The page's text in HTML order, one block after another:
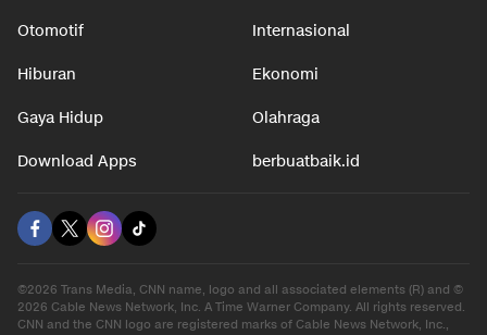
Otomotif Internasional
Hiburan Ekonomi
Gaya Hidup Olahraga
Download Apps berbuatbaik.id
©2026 Trans Media, CNN name, logo and all associated elements (R) and ©
2026 Cable News Network, Inc. A Time Warner Company. All rights reserved.
CNN and the CNN logo are registered marks of Cable News Network, Inc.,